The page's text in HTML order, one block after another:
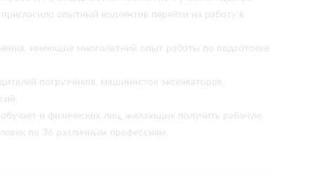
опытный коллектив перейти на работу в
имеющие многолетний опыт работы по подготовке
погрузчиков, машинистов экскаваторов,
и физических лиц, желающих получить рабочую
по 36 различным профессиям.